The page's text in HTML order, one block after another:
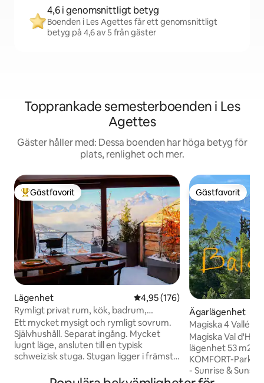
4,6 i genomsnittligt betyg
Boenden i Les Agettes får ett genomsnittligt
betyg på 4,6 av 5 från gäster
Topprankade semesterboenden i Les
Agettes
Gäster håller med: Dessa boenden har höga betyg för
plats, renlighet och mer.
Populär gästfavorit
Gästfavorit
Lägenhet 4,95 av 5 i genomsnittligt
4,95 (176)
Rymligt privat rum, kök, badrum,
Veysonnaz
Ett mycket mysigt och rymligt sovrum.
Självhushåll. Separat ingång. Mycket
lugnt läge, ansluten till en typisk
schweizisk stuga. Stugan ligger i främsta
med fantastisk utsikt över de
Gästfavorit
Gästfavorit
Ägarlägenhet
Magiska 4 Vallées
utsikt / Pool /
Magiska Val d'Hérens!
lägenhet 53 m2-
KOMFORT-
- Sunrise &